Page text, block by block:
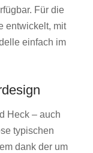
Für die
entwickelt, mit
einfach im
Heck – auch
typischen
dank der um